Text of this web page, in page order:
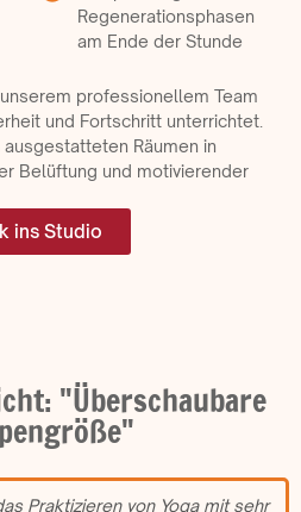
Regenerationsphasen
am Ende der Stunde
professionellem Team
und Fortschritt unterrichtet.
Räumen in
Belüftung und motivierender
ins Studio
"Überschaubare
Praktizieren von Yoga mit sehr